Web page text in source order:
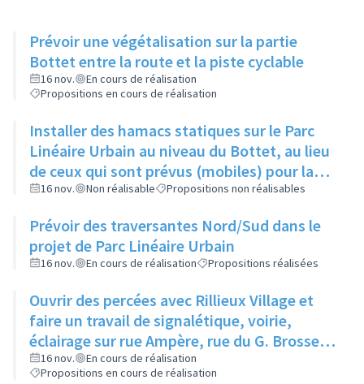
Prévoir une végétalisation sur la partie
Bottet entre la route et la piste cyclable
16 nov.
En cours de réalisation
Propositions en cours de réalisation
Installer des hamacs statiques sur le Parc
Linéaire Urbain au niveau du Bottet, au lieu
de ceux qui sont prévus (mobiles) pour la
limiter la dangerosité
16 nov. Non réalisable Propositions non réalisables
Prévoir des traversantes Nord/Sud dans le
projet de Parc Linéaire Urbain
16 nov. En cours de réalisation Propositions réalisées
Ouvrir des percées avec Rillieux Village et
faire un travail de signalétique, voirie,
éclairage sur rue Ampère, rue du G. Brosset
et rue du L. Vittoz
16 nov.
En cours de réalisation
Propositions en cours de réalisation